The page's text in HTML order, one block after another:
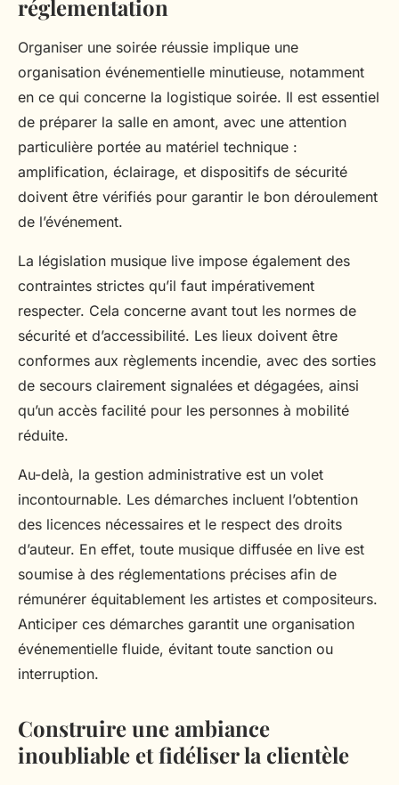
réglementation
Organiser une soirée réussie implique une
organisation événementielle minutieuse, notamment
en ce qui concerne la logistique soirée. Il est essentiel
de préparer la salle en amont, avec une attention
particulière portée au matériel technique :
amplification, éclairage, et dispositifs de sécurité
doivent être vérifiés pour garantir le bon déroulement
de l’événement.
La législation musique live impose également des
contraintes strictes qu’il faut impérativement
respecter. Cela concerne avant tout les normes de
sécurité et d’accessibilité. Les lieux doivent être
conformes aux règlements incendie, avec des sorties
de secours clairement signalées et dégagées, ainsi
qu’un accès facilité pour les personnes à mobilité
réduite.
Au-delà, la gestion administrative est un volet
incontournable. Les démarches incluent l’obtention
des licences nécessaires et le respect des droits
d’auteur. En effet, toute musique diffusée en live est
soumise à des réglementations précises afin de
rémunérer équitablement les artistes et compositeurs.
Anticiper ces démarches garantit une organisation
événementielle fluide, évitant toute sanction ou
interruption.
Construire une ambiance
inoubliable et fidéliser la clientèle